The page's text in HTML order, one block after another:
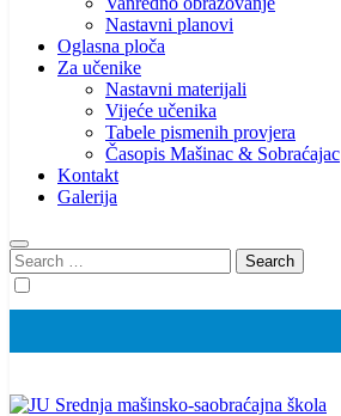
Nastavni planovi
Oglasna ploča
Za učenike
Nastavni materijali
Vijeće učenika
Tabele pismenih provjera
Časopis Mašinac & Sobraćajac
Kontakt
Galerija
Search
for: